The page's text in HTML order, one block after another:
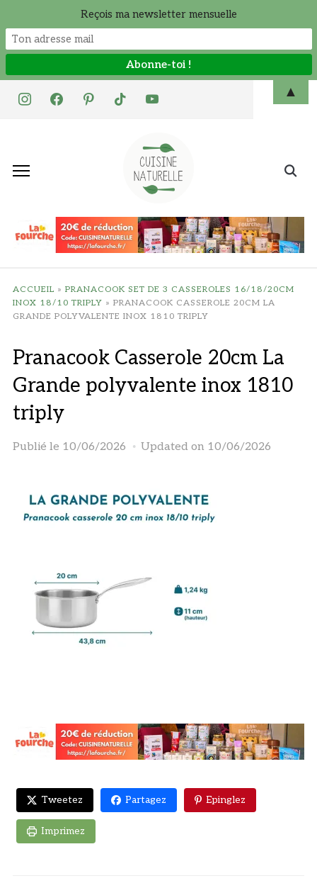
instagramfacebookpinteresttiktok youtube
Search
ACCUEIL » PRANACOOK SET DE 3 CASSEROLES 16/18/20CM
INOX 18/10 TRIPLY » PRANACOOK CASSEROLE 20CM LA
GRANDE POLYVALENTE INOX 1810 TRIPLY
Pranacook Casserole 20cm La
Grande polyvalente inox 1810
triply
Publié le 10/06/2026 Updated on 10/06/2026
Tweetez Partagez Epinglez
Imprimez
Reçois ma newsletter mensuelle
▲